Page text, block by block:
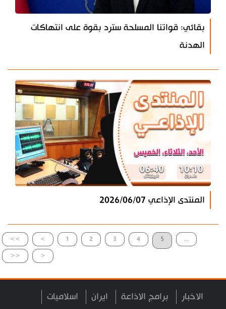
بقائي: قواتنا المسلحة سترد بقوة على انتهاكات
الهدنة
المنتدى الإذاعي 2026/06/07
>> > 1 2 3 4 5 ...
<
<<
الاخبار برامج الاذاعة ايران اسلاميات